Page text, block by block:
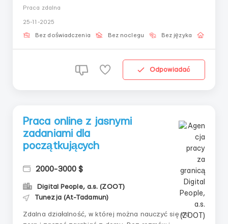
interfejsie z podpowiedziami— Uzywać podstawowych
działań— Utrzymywać stabiln...
Praca zdalna
25-11-2025
Bez doświadczenia Bez noclegu Bez języka
Odpowiadać
Praca online z jasnymi
zadaniami dla
początkujących
2000-3000 $
Digital People, a.s. (ZOOT)
Tunezja (At-Tadamun)
Zdalna działalność, w której można nauczyć się od